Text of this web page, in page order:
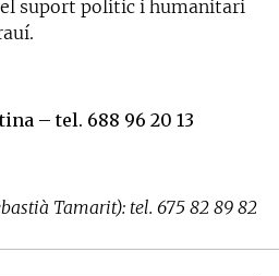
suport polític i humanitari
– tel. 688 96 20 13
Tamarit): tel. 675 82 89 82